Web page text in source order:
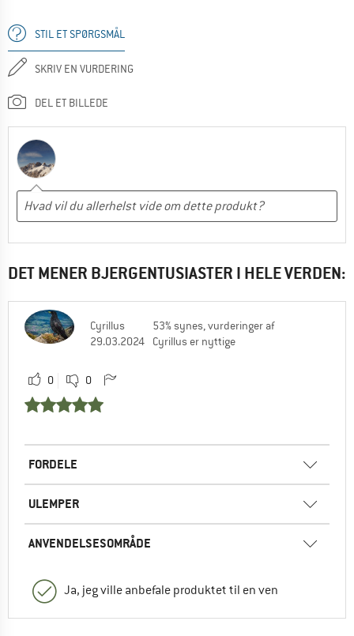
STIL ET SPØRGSMÅL
SKRIV EN VURDERING
DEL ET BILLEDE
DET MENER BJERGENTUSIASTER I HELE VERDEN:
Cyrillus
29.03.2024
53% synes, vurderinger af
Cyrillus er nyttige
0 0
FORDELE
ULEMPER
ANVENDELSESOMRÅDE
Ja, jeg ville anbefale produktet til en ven